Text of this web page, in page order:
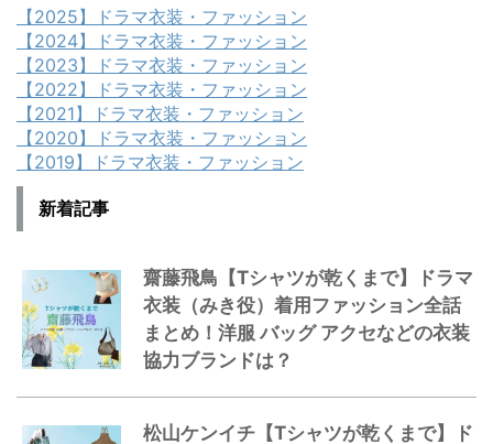
【2025】ドラマ衣装・ファッション
【2024】ドラマ衣装・ファッション
【2023】ドラマ衣装・ファッション
【2022】ドラマ衣装・ファッション
【2021】ドラマ衣装・ファッション
【2020】ドラマ衣装・ファッション
【2019】ドラマ衣装・ファッション
新着記事
齋藤飛鳥【Tシャツが乾くまで】ドラマ
衣装（みき役）着用ファッション全話
まとめ！洋服 バッグ アクセなどの衣装
協力ブランドは？
松山ケンイチ【Tシャツが乾くまで】ド